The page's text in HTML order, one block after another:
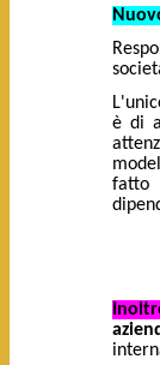
è di
fatto